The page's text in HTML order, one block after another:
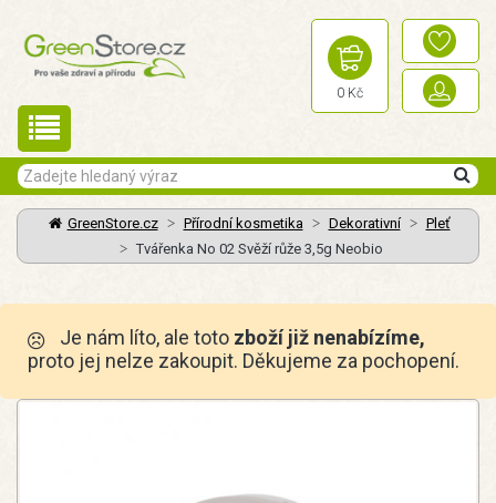
0 Kč
GreenStore.cz Přírodní kosmetika Dekorativní
Pleť
Tvářenka No 02 Svěží růže 3,5g Neobio
Je nám líto, ale toto zboží již nenabízíme,
proto jej nelze zakoupit. Děkujeme za pochopení.